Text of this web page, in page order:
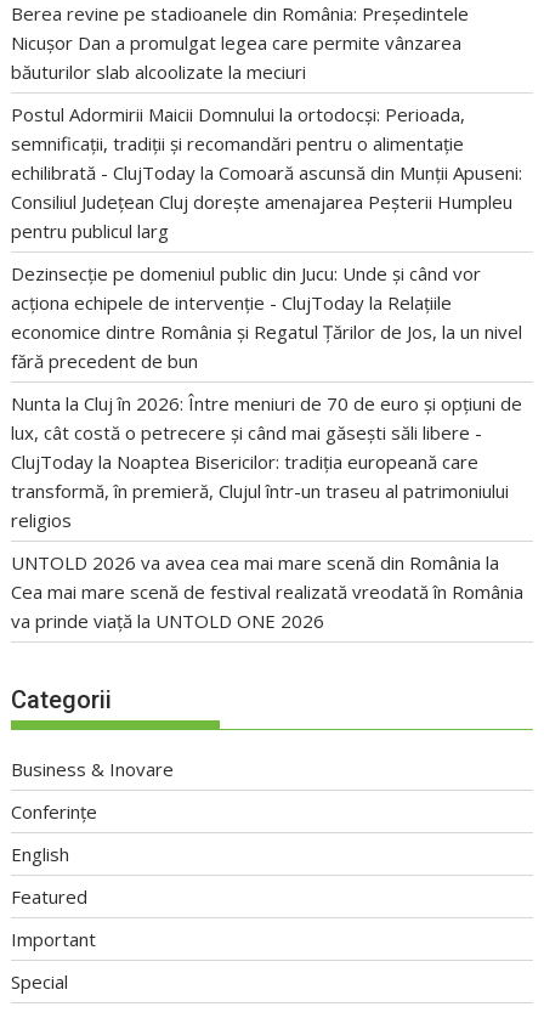
Berea revine pe stadioanele din România: Președintele
Nicușor Dan a promulgat legea care permite vânzarea
băuturilor slab alcoolizate la meciuri
Postul Adormirii Maicii Domnului la ortodocși: Perioada,
semnificații, tradiții și recomandări pentru o alimentație
echilibrată - ClujToday laComoară ascunsă din Munții Apuseni:
Consiliul Județean Cluj dorește amenajarea Peșterii Humpleu
pentru publicul larg
Dezinsecție pe domeniul public din Jucu: Unde și când vor
acționa echipele de intervenție - ClujToday la Relațiile
economice dintre România și Regatul Țărilor de Jos, la un nivel
fără precedent de bun
Nunta la Cluj în 2026: Între meniuri de 70 de euro și opțiuni de
lux, cât costă o petrecere și când mai găsești săli libere -
ClujToday la Noaptea Bisericilor: tradiția europeană care
transformă, în premieră, Clujul într-un traseu al patrimoniului
religios
UNTOLD 2026 va avea cea mai mare scenă din România la
Cea mai mare scenă de festival realizată vreodată în România
va prinde viață la UNTOLD ONE 2026
Categorii
Business & Inovare
Conferințe
English
Featured
Important
Special